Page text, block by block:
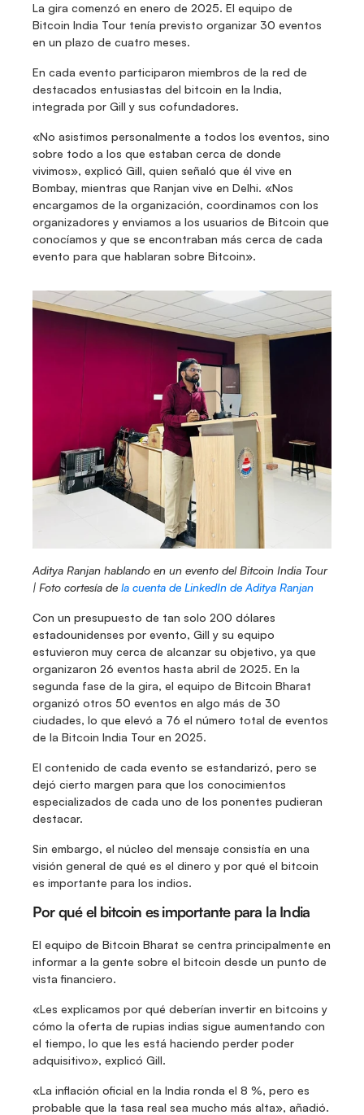
La gira comenzó en enero de 2025. El equipo de
Bitcoin India Tour tenía previsto organizar 30 eventos
en un plazo de cuatro meses.
En cada evento participaron miembros de la red de
destacados entusiastas del bitcoin en la India,
integrada por Gill y sus cofundadores.
«No asistimos personalmente a todos los eventos, sino
sobre todo a los que estaban cerca de donde
vivimos», explicó Gill, quien señaló que él vive en
Bombay, mientras que Ranjan vive en Delhi. «Nos
encargamos de la organización, coordinamos con los
organizadores y enviamos a los usuarios de Bitcoin que
conocíamos y que se encontraban más cerca de cada
evento para que hablaran sobre Bitcoin».
Aditya Ranjan hablando en un evento del Bitcoin India Tour
| Foto cortesía de la cuenta de LinkedIn de Aditya Ranjan
Con un presupuesto de tan solo 200 dólares
estadounidenses por evento, Gill y su equipo
estuvieron muy cerca de alcanzar su objetivo, ya que
organizaron 26 eventos hasta abril de 2025. En la
segunda fase de la gira, el equipo de Bitcoin Bharat
organizó otros 50 eventos en algo más de 30
ciudades, lo que elevó a 76 el número total de eventos
de la Bitcoin India Tour en 2025.
El contenido de cada evento se estandarizó, pero se
dejó cierto margen para que los conocimientos
especializados de cada uno de los ponentes pudieran
destacar.
Sin embargo, el núcleo del mensaje consistía en una
visión general de qué es el dinero y por qué el bitcoin
es importante para los indios.
Por qué el bitcoin es importante para la India
El equipo de Bitcoin Bharat se centra principalmente en
informar a la gente sobre el bitcoin desde un punto de
vista financiero.
«Les explicamos por qué deberían invertir en bitcoins y
cómo la oferta de rupias indias sigue aumentando con
el tiempo, lo que les está haciendo perder poder
adquisitivo», explicó Gill.
«La inflación oficial en la India ronda el 8 %, pero es
probable que la tasa real sea mucho más alta», añadió.